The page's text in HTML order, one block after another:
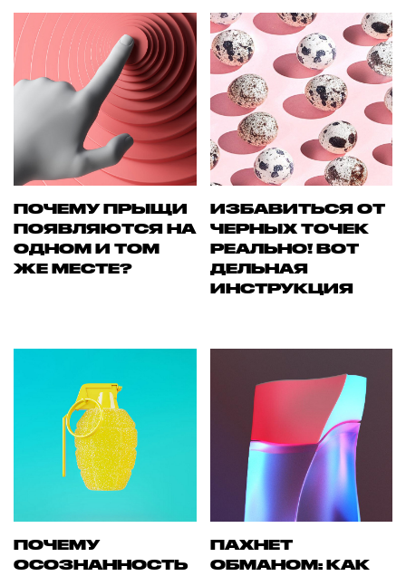
ПОЧЕМУ ПРЫЩИ
ПОЯВЛЯЮТСЯ НА
ОДНОМ И ТОМ
ЖЕ МЕСТЕ?
ИЗБАВИТЬСЯ ОТ
ЧЕРНЫХ ТОЧЕК
РЕАЛЬНО! ВОТ
ДЕЛЬНАЯ
ИНСТРУКЦИЯ
ПОЧЕМУ
ОСОЗНАННОСТЬ
ПАХНЕТ
ОБМАНОМ: КАК